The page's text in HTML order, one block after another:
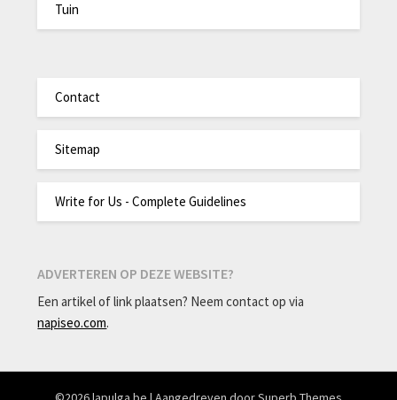
Tuin
Contact
Sitemap
Write for Us - Complete Guidelines
ADVERTEREN OP DEZE WEBSITE?
Een artikel of link plaatsen? Neem contact op via
napiseo.com.